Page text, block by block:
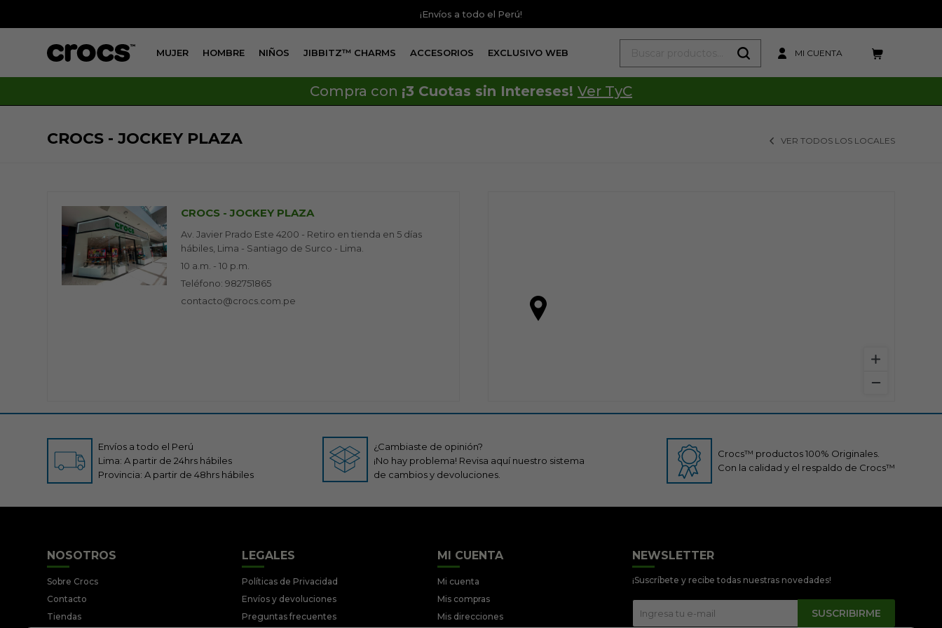
¡Envíos a todo el Perú!
MUJER HOMBRE NIÑOS JIBBITZ™ CHARMS ACCESORIOS EXCLUSIVO WEB
Compra con ¡3 Cuotas sin Intereses! Ver TyC
CROCS - JOCKEY PLAZA VER TODOS LOS LOCALES
CROCS - JOCKEY PLAZA
Av. Javier Prado Este 4200 - Retiro en tienda en 5 días
hábiles, Lima - Santiago de Surco - Lima.
10 a.m. - 10 p.m.
Teléfono: 982751865
contacto@crocs.com.pe
Envíos a todo el Perú
Lima: A partir de 24hrs hábiles
Provincia: A partir de 48hrs hábiles
¿Cambiaste de opinión?
¡No hay problema! Revisa aquí nuestro sistema
de cambios y devoluciones.
Crocs™ productos 100% Originales.
Con la calidad y el respaldo de Crocs™
NOSOTROS
Sobre Crocs
Contacto
Tiendas
LEGALES
Políticas de Privacidad
Envíos y devoluciones
Preguntas frecuentes
MI CUENTA
Mi cuenta
Mis compras
Mis direcciones
NEWSLETTER
¡Suscríbete y recibe todas nuestras novedades!
SUSCRIBIRME